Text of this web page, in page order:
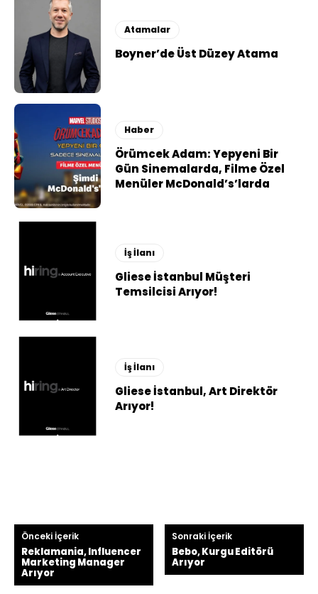
Atamalar
Boyner’de Üst Düzey Atama
Haber
Örümcek Adam: Yepyeni Bir
Gün Sinemalarda, Filme Özel
Menüler McDonald’s’larda
İş İlanı
Gliese İstanbul Müşteri
Temsilcisi Arıyor!
İş İlanı
Gliese İstanbul, Art Direktör
Arıyor!
Önceki İçerik
Reklamania, Influencer
Marketing Manager
Arıyor
Sonraki İçerik
Bebo, Kurgu Editörü
Arıyor